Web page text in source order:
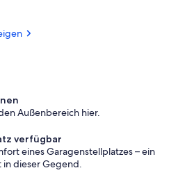
Terrasse / Balkon
Außenbereich hier.
verfügbar
eines Garagenstellplatzes – ein
dieser Gegend.